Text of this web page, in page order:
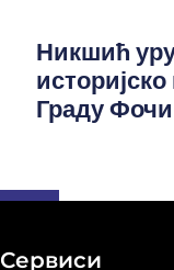
Никшић
Граду Фочи
Сервиси